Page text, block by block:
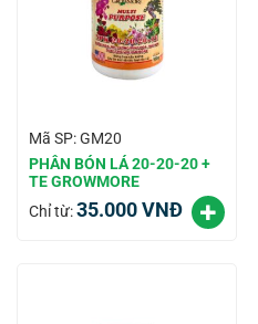
Mã SP: GM20
PHÂN BÓN LÁ 20-20-20 +
TE GROWMORE
Chỉ từ:35.000VNĐ